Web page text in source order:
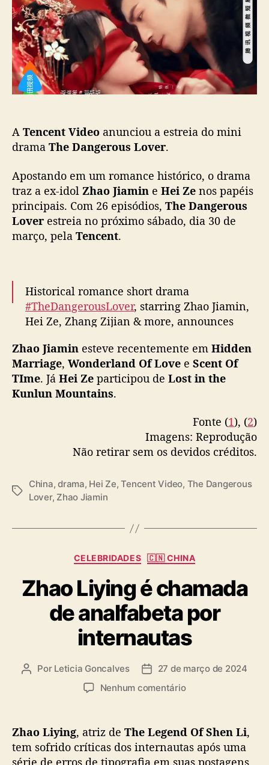
o
s
t
l
c
a
ç
ã
i
a
m
i
n
e
H
Z
s
t
ã
o
n
i
d
a
a
“
T
a
n
s
o
v
r
”
A Tencent Video anunciou a estreia do mini
drama The Dangerous Lover.
Apostando em um romance histórico, o drama
traz a ex-idol Zhao Jiamin e Hei Ze nos papéis
principais. Com 26 episódios, The Dangerous
Lover estreia no próximo sábado, dia 30 de
março, pela Tencent.
Historical romance short drama
#TheDangerousLover, starring Zhao Jiamin,
Hei Ze, Zhang Zijian & more, announces
pic.twitter.com/EovE1C2dbO
— cdrama tweets (@dramapotatoe)March
27, 2024
Zhao Jiamin esteve recentemente em Hidden
Marriage, Wonderland Of Love e Scent Of
TIme. Já Hei Ze participou de Lost in the
Kunlun Mountains.
Fonte (1), (2)
Imagens: Reprodução
Não retirar sem os devidos créditos.
T
s
China,drama, Hei Ze,Tencent Video, The Dangerous
Lover, Zhao Jiamin
C
t
e
g
o
r
i
CELEBRIDADES 🇨🇳 CHINA
Zhao Liying é chamada
de analfabeta por
internautas
A
d
o
p
Por Leticia Goncalves
D
e
p
u
27 de março de 2024
Nenhum comentárioe
h
a
o
Zhao Liying, atriz de The Legend Of Shen Li,
tem sofrido críticas dos internautas após uma
série de erros de tipografia em suas postagens